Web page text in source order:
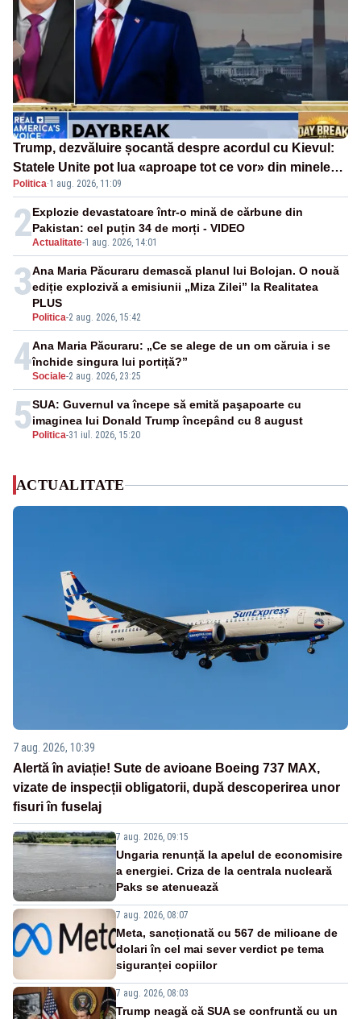
Trump, dezvăluire șocantă despre acordul cu Kievul:
Statele Unite pot lua «aproape tot ce vor» din minele
Ucrainei”
Politica·1 aug. 2026, 11:09
2Actualitate-1 aug. 2026, 14:01
Explozie devastatoare într-o mină de cărbune din
Pakistan: cel puțin 34 de morți - VIDEO
3
Politica-2 aug. 2026, 15:42
Ana Maria Păcuraru demască planul lui Bolojan. O nouă
ediție explozivă a emisiunii „Miza Zilei” la Realitatea
PLUS
4Sociale-2 aug. 2026, 23:25
Ana Maria Păcuraru: „Ce se alege de un om căruia i se
închide singura lui portiță?”
5 Politica-31 iul. 2026, 15:20
SUA: Guvernul va începe să emită paşapoarte cu
imaginea lui Donald Trump începând cu 8 august
ACTUALITATE
7 aug. 2026, 10:39
Alertă în aviație! Sute de avioane Boeing 737 MAX,
vizate de inspecții obligatorii, după descoperirea unor
fisuri în fuselaj
7 aug. 2026, 09:15
Ungaria renunță la apelul de economisire
a energiei. Criza de la centrala nucleară
Paks se atenuează
7 aug. 2026, 08:07
Meta, sancționată cu 567 de milioane de
dolari în cel mai sever verdict pe tema
siguranței copiilor
7 aug. 2026, 08:03
Trump neagă că SUA se confruntă cu un